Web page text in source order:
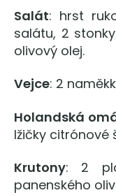
Salát: hrst
salátu, 2
olivový olej.
Vejce: 2
Holandská
lžičky citrónové
Krutony: 2
panenského